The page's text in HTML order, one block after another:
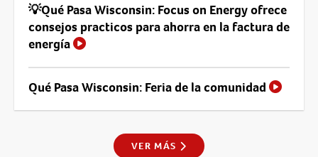
💡Qué Pasa Wisconsin: Focus on Energy ofrece
consejos practicos para ahorra en la factura de
energía
Qué Pasa Wisconsin: Feria de la comunidad
VER MÁS